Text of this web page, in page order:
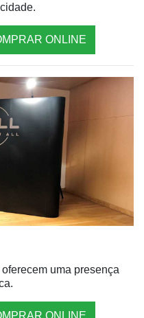
ONLINE
uma presença
ONLINE